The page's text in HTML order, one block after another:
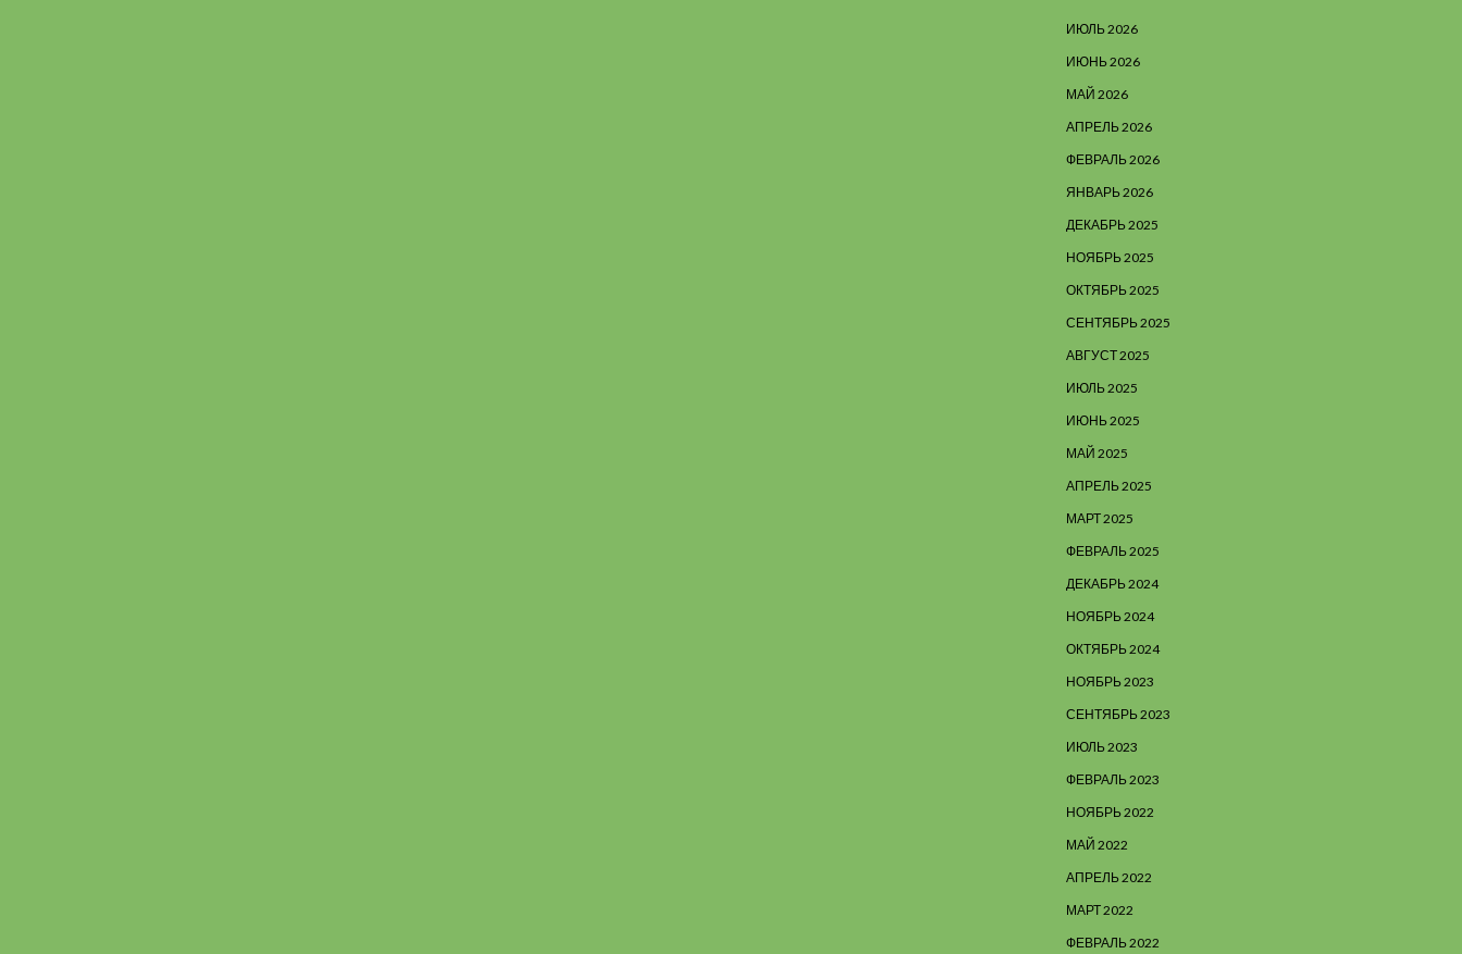
ИЮЛЬ 2026
ИЮНЬ 2026
МАЙ 2026
АПРЕЛЬ 2026
ФЕВРАЛЬ 2026
ЯНВАРЬ 2026
ДЕКАБРЬ 2025
НОЯБРЬ 2025
ОКТЯБРЬ 2025
СЕНТЯБРЬ 2025
АВГУСТ 2025
ИЮЛЬ 2025
ИЮНЬ 2025
МАЙ 2025
АПРЕЛЬ 2025
МАРТ 2025
ФЕВРАЛЬ 2025
ДЕКАБРЬ 2024
НОЯБРЬ 2024
ОКТЯБРЬ 2024
НОЯБРЬ 2023
СЕНТЯБРЬ 2023
ИЮЛЬ 2023
ФЕВРАЛЬ 2023
НОЯБРЬ 2022
МАЙ 2022
АПРЕЛЬ 2022
МАРТ 2022
ФЕВРАЛЬ 2022